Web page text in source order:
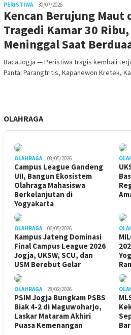
PERISTIWA 30/07/2026
Kencan Berujung
Tragedi Kamar 30
Meninggal Saat
BacaJogja — Peristiwa tragis kembali
Pantai Parangtritis, Kapanewon Kretek,
OLAHRAGA
OLAHRAGA 08/05/2026
Campus League Gandeng
UII, Bangun Ekosistem
Olahraga Mahasiswa
Berkelanjutan di
Yogyakarta
OLAHRAGA 06/05/2026
Kampus Jateng Dominasi
Final Campus League 2026
Jogja, UKSW, SCU, dan
USM Berebut Gelar
OLAHRAGA 28/02/2026
PSIM Jogja Bungkam PSBS
Biak 4-2 di Maguwoharjo,
Laskar Mataram Akhiri
Puasa Kemenangan